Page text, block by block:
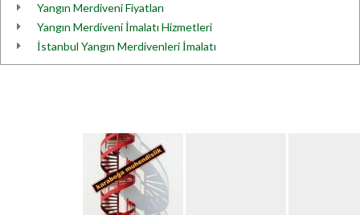
Yangın Merdiveni Fiyatları
Yangın Merdiveni İmalatı Hizmetleri
İstanbul Yangın Merdivenleri İmalatı